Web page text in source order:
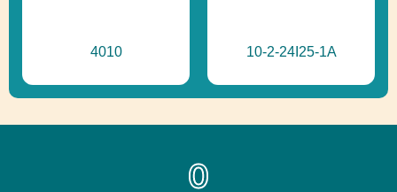
4010 10-2-24I25-1A
0